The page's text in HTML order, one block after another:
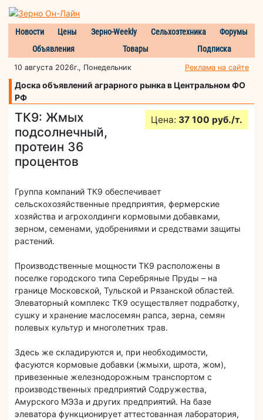
Новости Цены Зерно-Weekly Сельхозтехника
Форумы
Объявления
Товары Подписка
10 августа 2026г., Понедельник Реклама на сайте
Доска объявлений аграрного рынка в Центральном ФО
РФ
ТК9: Жмых
подсолнечный,
протеин 36
процентов
Цена: 37 100 руб./т.
Группа компаний ТК9 обеспечивает
сельскохозяйственные предприятия, фермерские
хозяйства и агрохолдинги кормовыми добавками,
зерном, семенами, удобрениями и средствами защиты
растений.
Производственные мощности ТК9 расположены в
поселке городского типа Серебряные Пруды – на
границе Московской, Тульской и Рязанской областей.
Элеваторный комплекс ТК9 осуществляет подработку,
сушку и хранение маслосемян рапса, зерна, семян
полевых культур и многолетних трав.
Здесь же складируются и, при необходимости,
фасуются кормовые добавки (жмыхи, шрота, жом),
привезенные железнодорожным транспортом с
производственных предприятий Содружества,
Амурского МЭЗа и других предприятий. На базе
элеватора функционирует аттестованная лаборатория,